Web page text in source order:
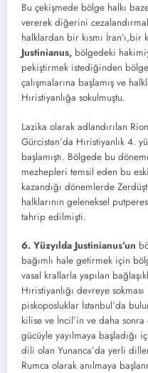
Bu çekişmede bölge halkı
vererek diğerini
halklardan bir kısmı İran’ı,bir
Justinianus, bölgedeki
pekiştirmek istediğinden
çalışmalarına başlamış ve
Hıristiyanlığa sokulmuştu.
Lazika olarak adlandırılan
Gürcistan’da Hıristiyanlık 4.
başlamıştı. Bölgede bu
mezhepleri temsil eden bu
kazandığı dönemlerde
halklarının geleneksel
tahrip edilmişti.
6. Yüzyılda Justinianus’un
bağımlı hale getirmek için
vasal krallarla yapılan
Hıristiyanlığı devreye
piskoposluklar İstanbul’da
kilise ve İncil’in ve daha
gücüyle yayılmaya başladığı
dili olan Yunanca’da yerli
Rumca olarak anılmaya